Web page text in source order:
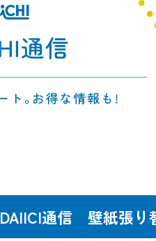
DAIICI通信 壁紙張り